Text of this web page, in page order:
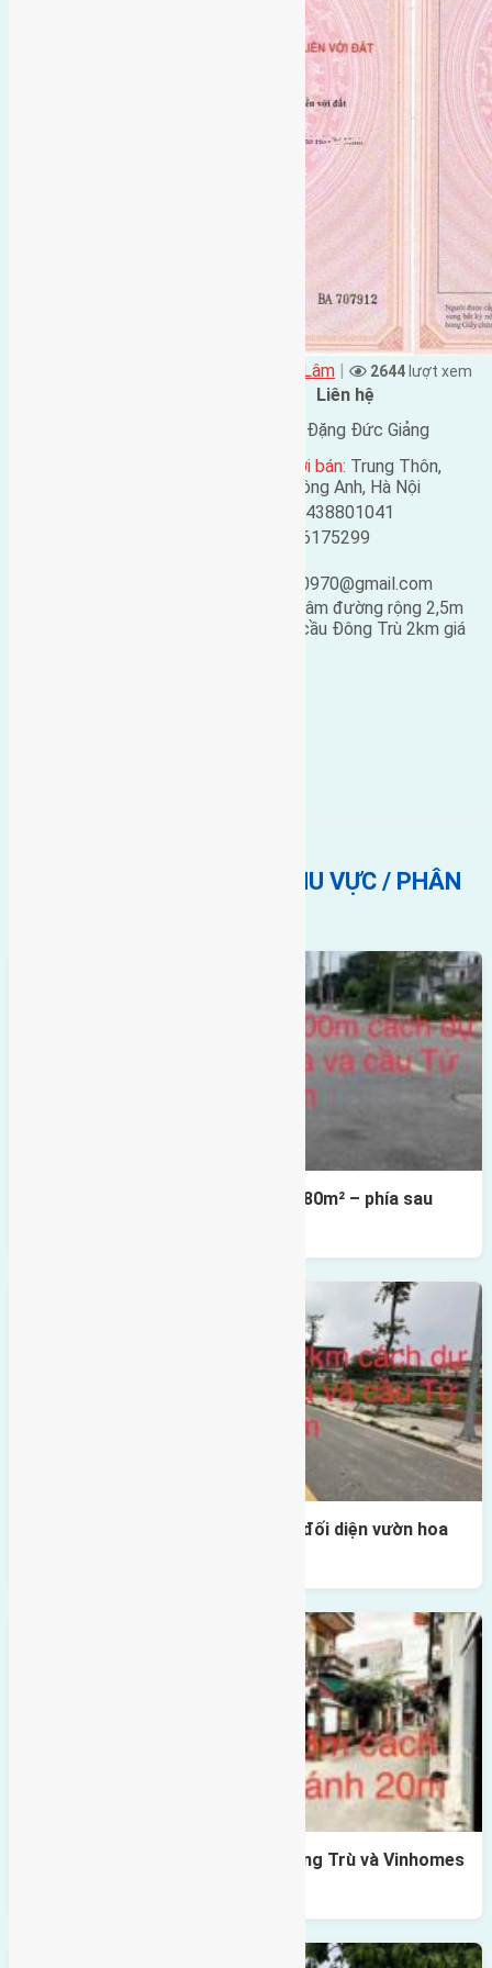
Xã Mai Lâm | 2644 lượt xem
Liên hệ
Đặng Đức Giảng
Địa chỉ người bán: Trung Thôn,
Đông Hội, Đông Anh, Hà Nội
0438801041
0916175299
ducgiang090970@gmail.com
Mai Lâm đường rộng 2,5m
hướng Nam cách đường to 10m cách cầu Đông Trù 2km giá
BẤT ĐỘNG SẢN CÙNG KHU VỰC / PHÂN
Cần bán Đất đấu giá X2 Thái Bình 80m² – phía sau
Lô đất tái định cư Mai Hiên 56m2 đối diện vườn hoa
Lô đất Lê Xá 103,6m2 gần cầu Đông Trù và Vinhomes